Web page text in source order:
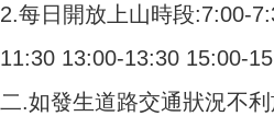
2.每日開放上山時段:7:00-
11:30 13:00-13:30 15:00-
二.如發生道路交通狀況不